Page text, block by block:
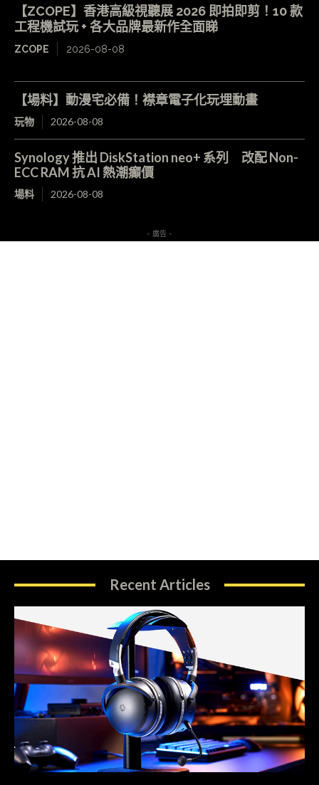
【ZCOPE】香港高級視聽展 2026 即拍即剪！10 款
工程機試玩 + 各大品牌最新作全面睇
ZCOPE 2026-08-08
【場料】動漫宅必備！襟章電子化玩埋動畫
玩物 2026-08-08
Synology 推出 DiskStation neo+ 系列 改配 Non-
ECC RAM 抗 AI 熱潮癲價
場料 2026-08-08
- 廣告 -
Recent Articles